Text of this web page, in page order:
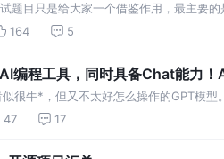
题目只是给大家一个借鉴作用，最主要的
164 5
编程工具，同时具备Chat能力！
很牛*，但又不太好怎么操作的GPT模型
47 17